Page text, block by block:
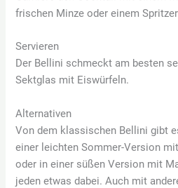
frischen Minze oder einem
Servieren
Der Bellini schmeckt am besten
Sektglas mit Eiswürfeln.
Alternativen
Von dem klassischen Bellini gibt
einer leichten Sommer-Version
oder in einer süßen Version mit
jeden etwas dabei. Auch mit